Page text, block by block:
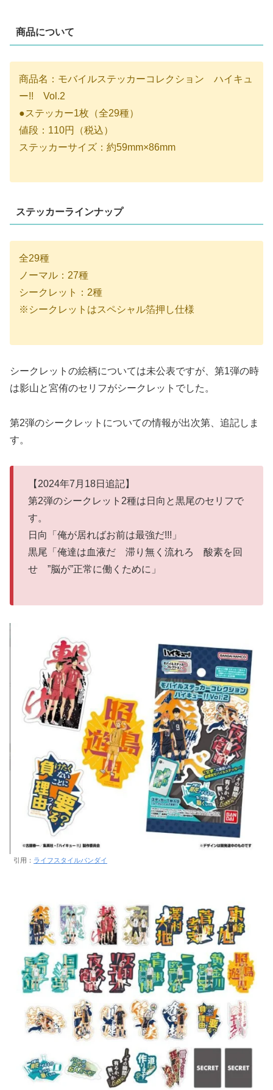
商品について
商品名：モバイルステッカーコレクション ハイキュ
ー!! Vol.2
●ステッカー1枚（全29種）
値段：110円（税込）
ステッカーサイズ：約59mm×86mm
ステッカーラインナップ
全29種
ノーマル：27種
シークレット：2種
※シークレットはスペシャル箔押し仕様
シークレットの絵柄については未公表ですが、第1弾の時
は影山と宮侑のセリフがシークレットでした。
第2弾のシークレットについての情報が出次第、追記しま
す。
【2024年7月18日追記】
第2弾のシークレット2種は日向と黒尾のセリフで
す。
日向「俺が居ればお前は最強だ!!!」
黒尾「俺達は血液だ 滞り無く流れろ 酸素を回
せ ”脳が”正常に働くために」
引用： ライフスタイルバンダイ